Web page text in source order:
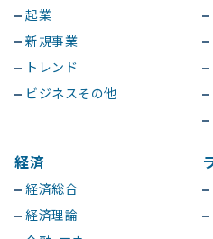
起業
新規事業
トレンド
ビジネスその他
経済
経済総合
経済理論